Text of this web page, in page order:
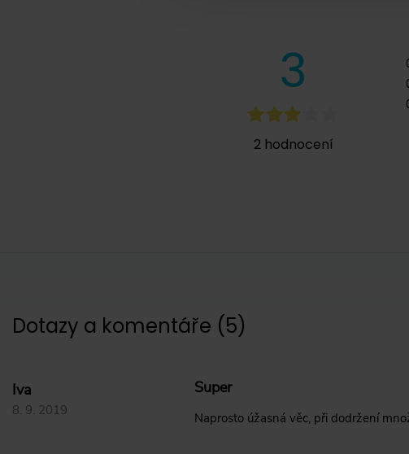
3
2 hodnocení
Dotazy a komentáře (5)
Iva
8. 9. 2019
Super
Naprosto úžasná věc, při dodržení